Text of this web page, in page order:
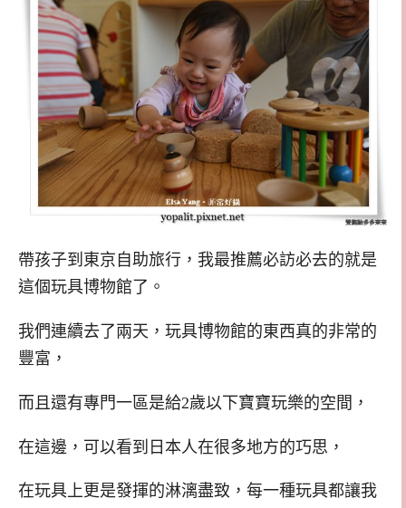
帶孩子到東京自助旅行，我最推薦必訪必去的就是
這個玩具博物館了。
我們連續去了兩天，玩具博物館的東西真的非常的
豐富，
而且還有專門一區是給2歲以下寶寶玩樂的空間，
在這邊，可以看到日本人在很多地方的巧思，
在玩具上更是發揮的淋漓盡致，每一種玩具都讓我